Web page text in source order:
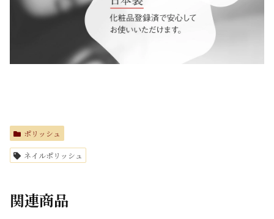
ポリッシュ
ネイルポリッシュ
関連商品